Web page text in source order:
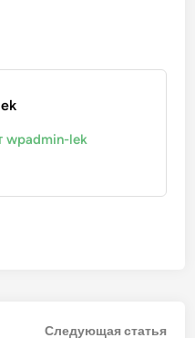
lek
Следующая статья